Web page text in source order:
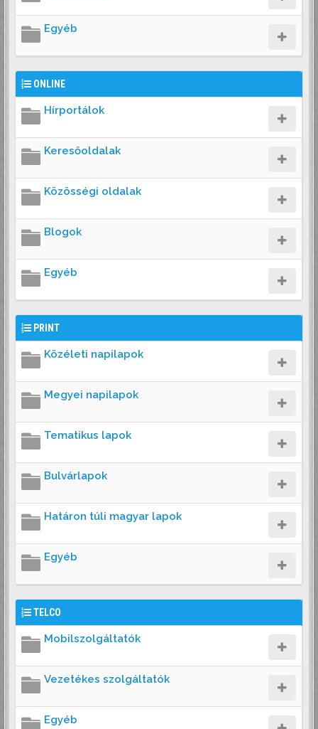
Egyéb
ONLINE
Hírportálok
Keresőoldalak
Közösségi oldalak
Blogok
Egyéb
PRINT
Közéleti napilapok
Megyei napilapok
Tematikus lapok
Bulvárlapok
Határon túli magyar lapok
Egyéb
TELCO
Mobilszolgáltatók
Vezetékes szolgáltatók
Egyéb